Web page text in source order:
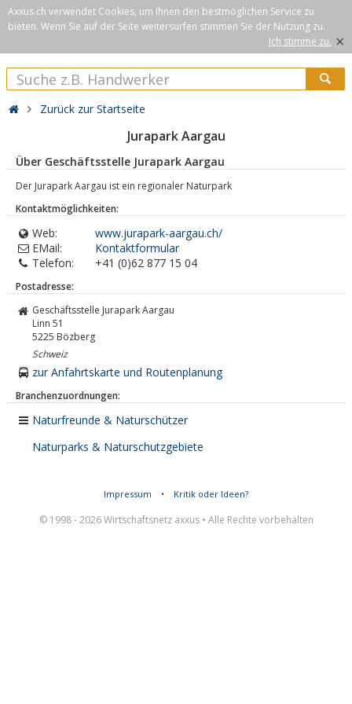
Axxus.ch verwendet Cookies, um Ihnen den bestmöglichen Service zu
bieten. Wenn Sie auf der Seite weitersurfen stimmen Sie der Nutzung zu.
Ich stimme zu. ×
Zurück zur Startseite
Jurapark Aargau
Über Geschäftsstelle Jurapark Aargau
Der Jurapark Aargau ist ein regionaler Naturpark
Kontaktmöglichkeiten:
Web:
www.jurapark-aargau.ch/
EMail:
Kontaktformular
Telefon:
+41 (0)62 877 15 04
Postadresse:
Geschäftsstelle Jurapark Aargau
Linn 51
5225 Bözberg
Schweiz
zur Anfahrtskarte und Routenplanung
Branchenzuordnungen:
Naturfreunde & Naturschützer
Naturparks & Naturschutzgebiete
Impressum • Kritik oder Ideen?
© 1998 - 2026 Wirtschaftsnetz axxus • Alle Rechte vorbehalten